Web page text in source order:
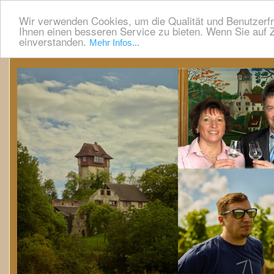
Wir verwenden Cookies, um die Qualität und
Ihnen einen besseren Service zu bieten. Wenn Sie
einverstanden. Mehr Infos...